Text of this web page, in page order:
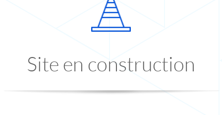
Site en construction